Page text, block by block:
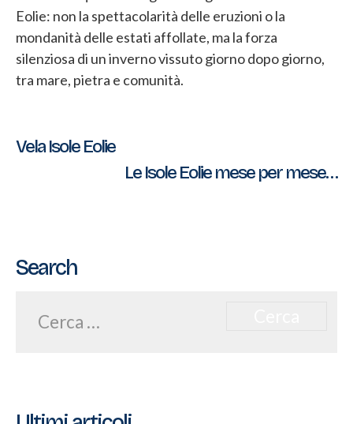
Eolie: non la spettacolarità delle eruzioni o la
mondanità delle estati affollate, ma la forza
silenziosa di un inverno vissuto giorno dopo giorno,
tra mare, pietra e comunità.
Navigazione
Vela Isole Eolie
Le Isole Eolie mese per mese…
Search
per: